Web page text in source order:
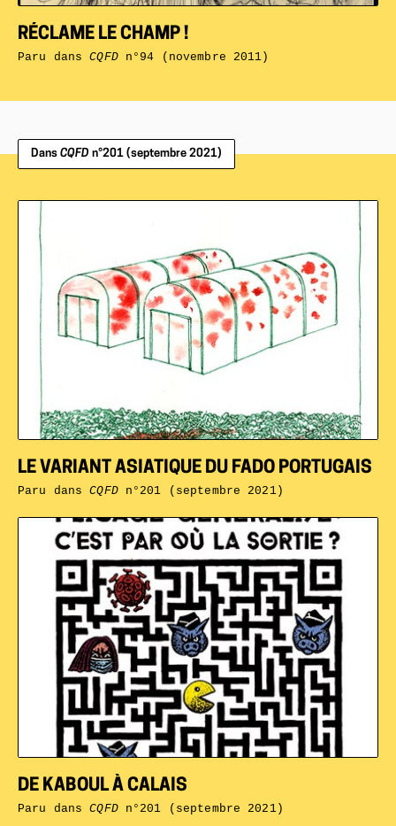
RÉCLAME LE CHAMP !
Paru dansCQFDn°94 (novembre 2011)
Dans CQFD n°201 (septembre 2021)
DE KABOUL À CALAIS
Paru dansCQFDn°201 (septembre 2021)
LE VARIANT ASIATIQUE DU FADO PORTUGAIS
Paru dansCQFDn°201 (septembre 2021)